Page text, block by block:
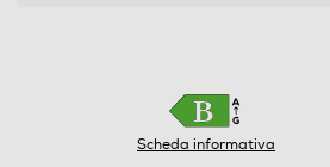
Scheda informativa